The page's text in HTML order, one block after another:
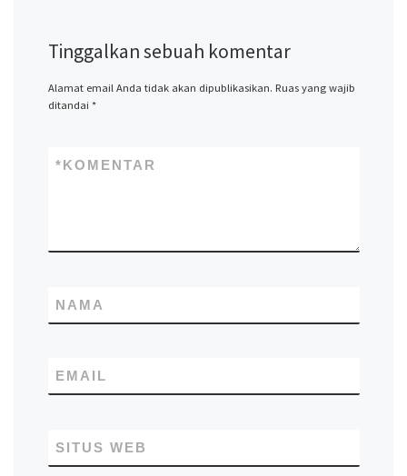
Tinggalkan sebuah komentar
Alamat email Anda tidak akan dipublikasikan. Ruas yang wajib
ditandai *
KOMENTAR
*
NAMA
EMAIL
SITUS WEB